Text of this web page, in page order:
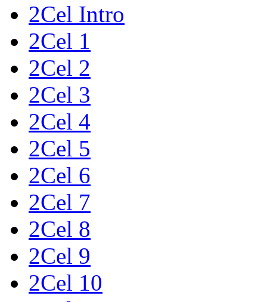
2Cel Intro
2Cel 1
2Cel 2
2Cel 3
2Cel 4
2Cel 5
2Cel 6
2Cel 7
2Cel 8
2Cel 9
2Cel 10